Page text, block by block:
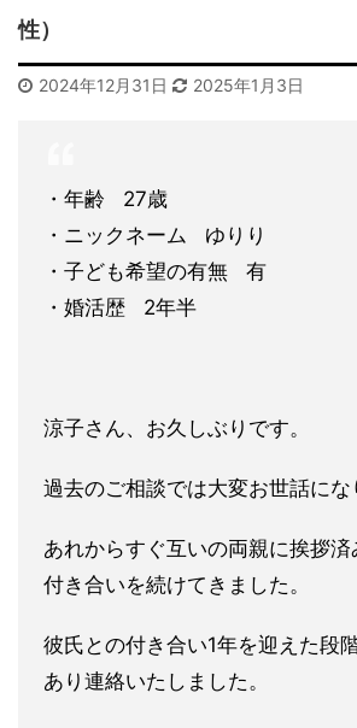
性）
2024年12月31日 2025年1月3日
・年齢 27歳
・ニックネーム ゆりり
・子ども希望の有無 有
・婚活歴 2年半
涼子さん、お久しぶりです。
過去のご相談では大変お世話にな
あれからすぐ互いの両親に挨拶済
付き合いを続けて きました。
彼氏との付き合い1年を迎えた段
あり連絡いたしま した。